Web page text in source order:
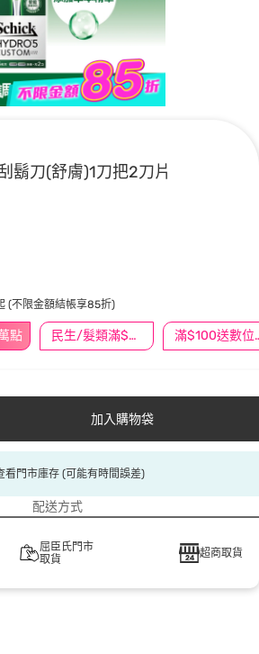
鬍刀(舒膚)1刀把2刀片
點 民生/髮類滿$388送舒潔冰巾 滿
(不限金額結帳享85折)
加入購物袋
看門市庫存 (可能有時間誤差)
配送方式
屈臣氏門市
取貨
超商取貨